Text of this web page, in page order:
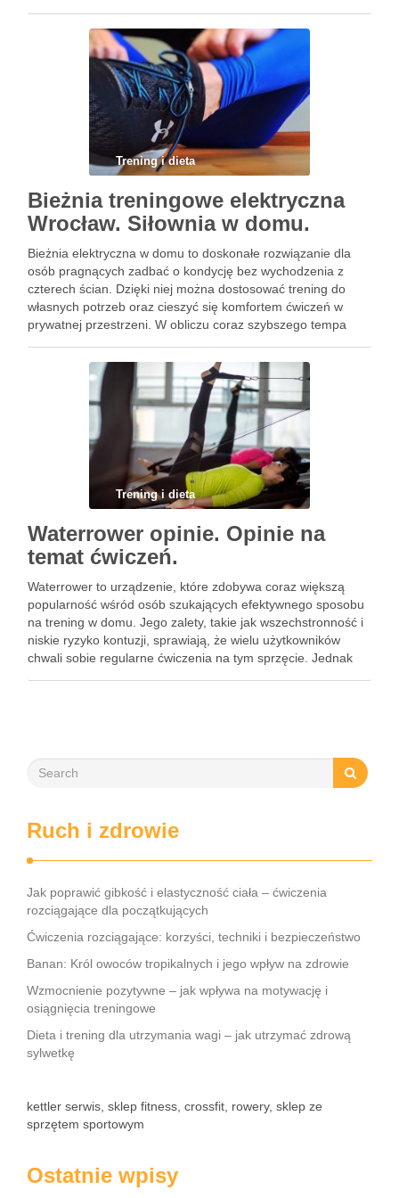
jednocześnie zadbać o bezpieczeństwo? Odpowiedzią mogą
Trening i dieta
Bieżnia treningowe elektryczna
Wrocław. Siłownia w domu.
Bieżnia elektryczna w domu to doskonałe rozwiązanie dla
osób pragnących zadbać o kondycję bez wychodzenia z
czterech ścian. Dzięki niej można dostosować trening do
własnych potrzeb oraz cieszyć się komfortem ćwiczeń w
prywatnej przestrzeni. W obliczu coraz szybszego tempa
staje się nieoceniona. Warto …
Trening i dieta
Waterrower opinie. Opinie na
temat ćwiczeń.
Waterrower to urządzenie, które zdobywa coraz większą
popularność wśród osób szukających efektywnego sposobu
na trening w domu. Jego zalety, takie jak wszechstronność i
niskie ryzyko kontuzji, sprawiają, że wielu użytkowników
chwali sobie regularne ćwiczenia na tym sprzęcie. Jednak
Ruch i zdrowie
Jak poprawić gibkość i elastyczność ciała – ćwiczenia
rozciągające dla początkujących
Ćwiczenia rozciągające: korzyści, techniki i bezpieczeństwo
Banan: Król owoców tropikalnych i jego wpływ na zdrowie
Wzmocnienie pozytywne – jak wpływa na motywację i
osiągnięcia treningowe
Dieta i trening dla utrzymania wagi – jak utrzymać zdrową
sylwetkę
kettler serwis, sklep fitness, crossfit, rowery, sklep ze
sprzętem sportowym
Ostatnie wpisy